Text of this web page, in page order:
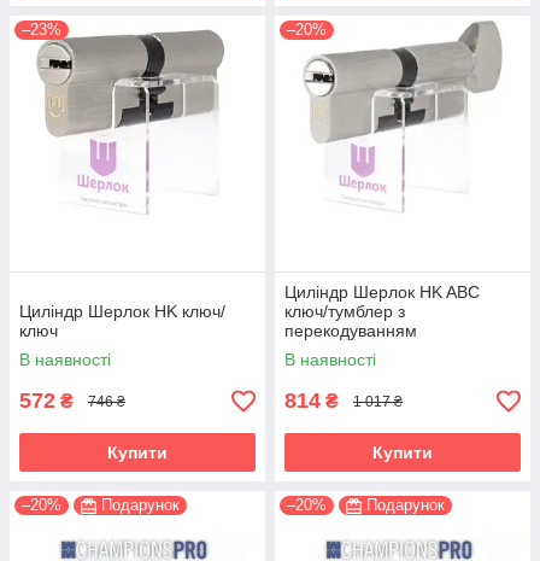
–23%
Циліндр Шерлок HK ключ/
ключ
В наявності
572 ₴ 746 ₴
Купити
–20%
Циліндр Шерлок HK ABC
ключ/тумблер з
перекодуванням
В наявності
814 ₴ 1 017 ₴
Купити
–20% Подарунок –20% Подарунок